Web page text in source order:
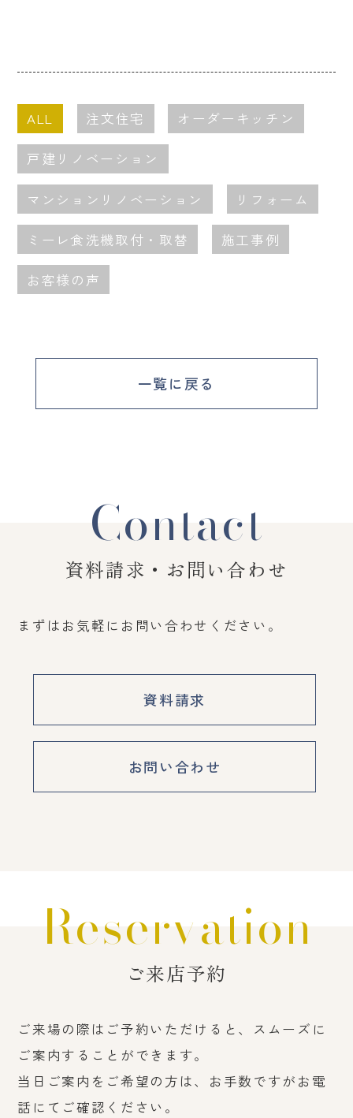
ALL 注文住宅 オーダーキッチン
戸建リノベーション
マンションリノベーション リフォーム
ミーレ食洗機取付・取替 施工事例
お客様の声
一覧に戻る
Contact
資料請求・お問い合わせ
まずはお気軽にお問い合わせください。
資料請求
お問い合わせ
Reservation
ご来店予約
ご来場の際はご予約いただけると、スムーズに
ご案内することができます。
当日ご案内をご希望の方は、お手数ですがお電
話にてご確認ください。